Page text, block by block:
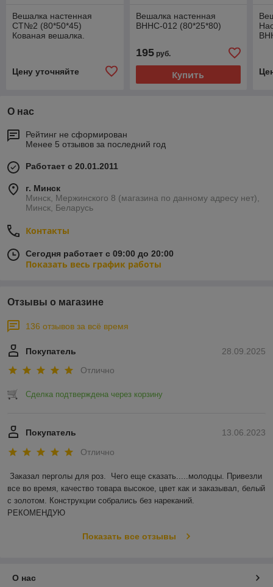
Вешалка настенная
СТ№2 (80*50*45)
Кованая вешалка.
Цену уточняйте
Вешалка настенная
ВННC-012 (80*25*80)
195руб.
Купить
О нас
Рейтинг не сформирован
Менее 5 отзывов за последний год
Работает с 20.01.2011
г. Минск
Минск, Мержинского 8 (магазина по данному адресу нет),
Минск, Беларусь
Контакты
Сегодня работает с 09:00 до 20:00
Показать весь график работы
Отзывы о магазине
136 отзывов за всё время
28.09.2025
Покупатель
Отлично
Сделка подтверждена через корзину
13.06.2023
Покупатель
Отлично
Заказал перголы для роз.  Чего еще сказать.....молодцы. Привезли
все во время, качество товара высокое, цвет как и заказывал, белый
с золотом. Конструкции собрались без нареканий.
РЕКОМЕНДУЮ
Показать все отзывы
О нас